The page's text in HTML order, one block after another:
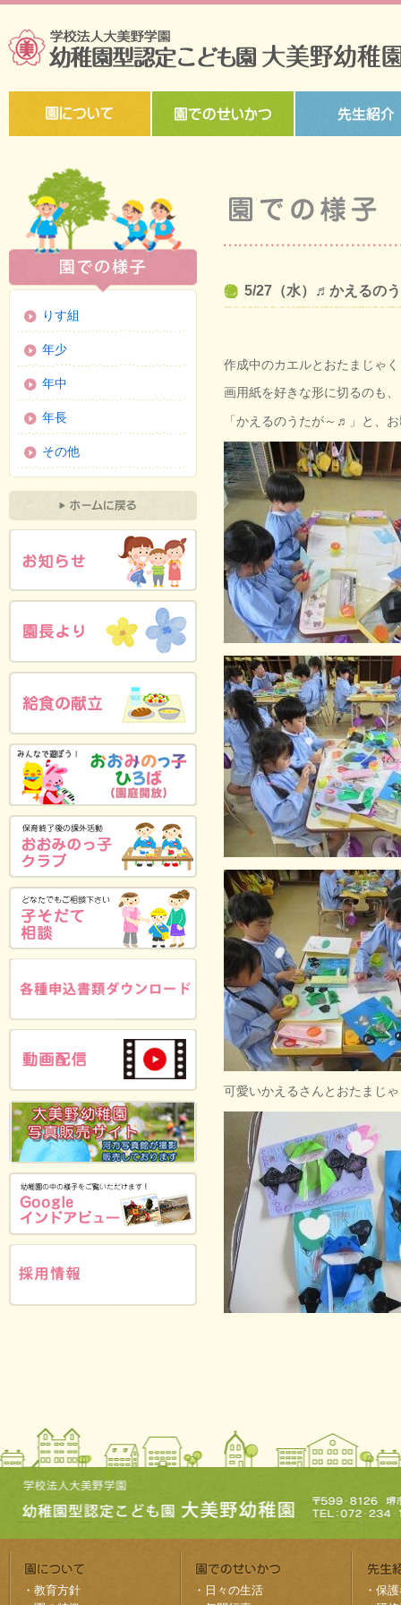
5/27（水）♬かえるの
作成中のカエルとおたまじゃ
画用紙を好きな形に切るのも
「かえるのうたが～♬」と、
可愛いかえるさんとおたまじ
りす組
年少
年中
年長
その他
・ 教育方針
・ 日々の生活
・ 保